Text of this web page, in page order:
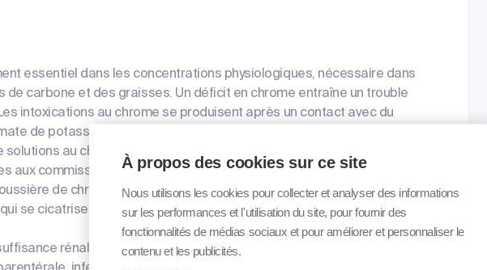
essentiel dans les concentrations physiologiques, nécessaire dans
de carbone et des graisses. Un déficit en chrome entraîne un trouble
intoxications au chrome se produisent après un contact avec du
de potassium, contenus par exemple dans les peintures et le
solutions au chromate et au dichromate dans des concentrations
aux commissures des lèvres, des colorations vertes des muqueuses
de chrome cause des abcès sur les muqueuses du système
se cicatrisent mal. Par ailleurs la peau est sensibilisée (dermatite de
rénale
À propos des cookies sur ce site
Nous utilisons les cookies pour collecter et analyser des informations
sur les performances et l'utilisation du site, pour fournir des
fonctionnalités de médias sociaux et pour améliorer et personnaliser le
contenu et les publicités.